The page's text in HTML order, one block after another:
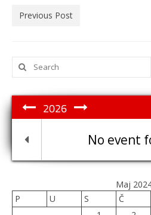
Previous Post
Search
for:
2026
No event
Maj
P
U S Č